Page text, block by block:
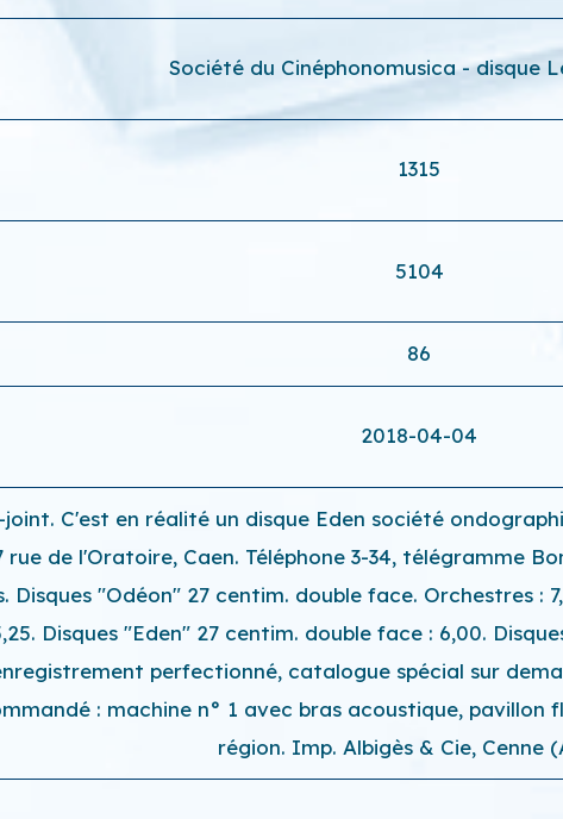
Société du Cinéphonomusica - disque
1315
5104
86
2018-04-04
C'est en réalité un disque Eden société
rue de l'Oratoire, Caen. Téléphone 3-34, télégramme
Disques "Odéon" 27 centim. double face. Orchestres :
Disques "Eden" 27 centim. double face : 6,00.
perfectionné, catalogue spécial sur
: machine n° 1 avec bras acoustique, pavillon
région. Imp. Albigès & Cie, Cenne